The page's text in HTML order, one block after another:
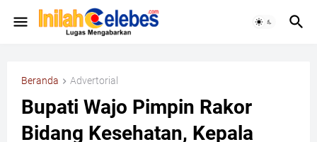
Beranda Advertorial
Bupati Wajo Pimpin Rakor
Bidang Kesehatan, Kepala